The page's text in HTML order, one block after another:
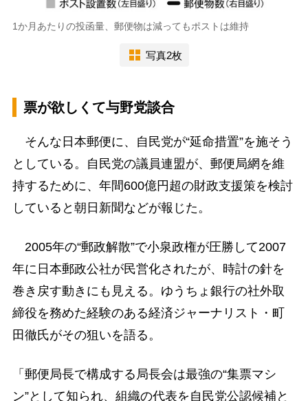
1か月あたりの投函量、郵便物は減ってもポストは維持
写真2枚
票が欲しくて与野党談合
そんな日本郵便に、自民党が“延命措置”を施そう
としている。自民党の議員連盟が、郵便局網を維
持するために、年間600億円超の財政支援策を検討
していると朝日新聞などが報じた。
2005年の“郵政解散”で小泉政権が圧勝して2007
年に日本郵政公社が民営化されたが、時計の針を
巻き戻す動きにも見える。ゆうちょ銀行の社外取
締役を務めた経験のある経済ジャーナリスト・町
田徹氏がその狙いを語る。
「郵便局長で構成する局長会は最強の“集票マシ
ン”として知られ、組織の代表を自民党公認候補と